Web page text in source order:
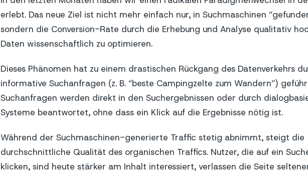
erlebt. Das neue Ziel ist nicht mehr einfach nur, in Suchmaschinen
sondern die Conversion-Rate durch die Erhebung und Analyse qualitativ
Daten wissenschaftlich zu optimieren.
Dieses Phänomen hat zu einem drastischen Rückgang des Datenverkehrs
informative Suchanfragen (z. B. “beste Campingzelte zum Wandern”)
Suchanfragen werden direkt in den Suchergebnissen oder durch
Systeme beantwortet, ohne dass ein Klick auf die Ergebnisse nötig ist.
Während der Suchmaschinen-generierte Traffic stetig abnimmt, steigt die
durchschnittliche Qualität des organischen Traffics. Nutzer, die auf ein
klicken, sind heute stärker am Inhalt interessiert, verlassen die Seite